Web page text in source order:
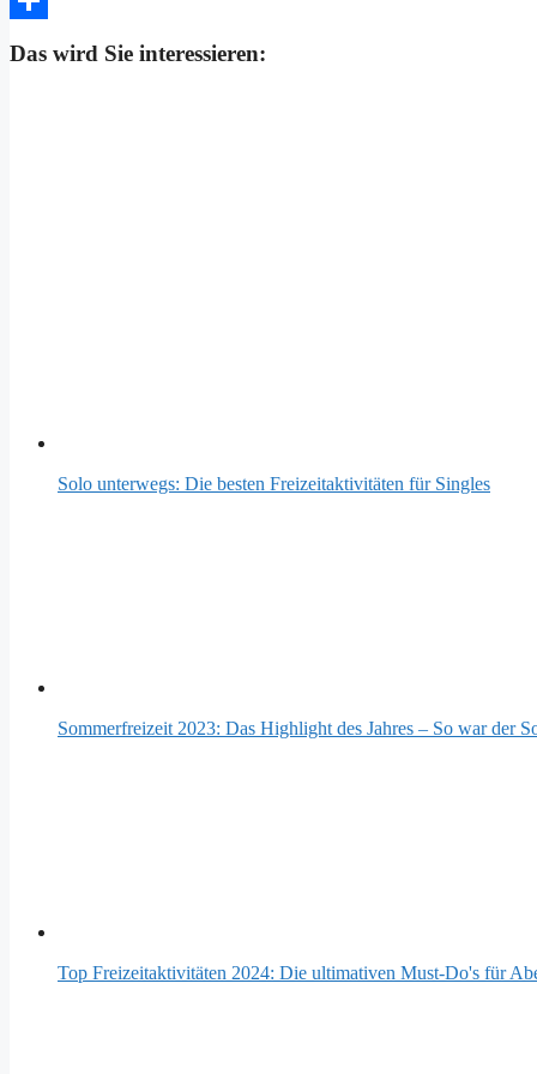
Das wird Sie interessieren:
Solo unterwegs: Die besten Freizeitaktivitäten für Singles
Sommerfreizeit 2023: Das Highlight des Jahres – So war der
Top Freizeitaktivitäten 2024: Die ultimativen Must-Do's für